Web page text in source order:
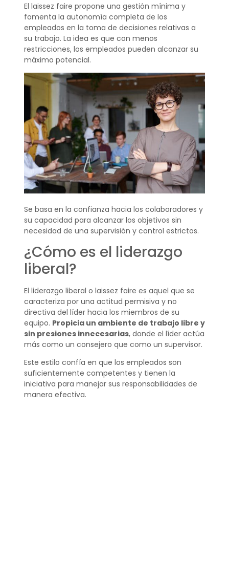
El laissez faire propone una gestión mínima y
fomenta la autonomía completa de los
empleados en la toma de decisiones relativas a
su trabajo. La idea es que con menos
restricciones, los empleados pueden alcanzar su
máximo potencial.
Se basa en la confianza hacia los colaboradores y
su capacidad para alcanzar los objetivos sin
necesidad de una supervisión y control estrictos.
¿Cómo es el liderazgo
liberal?
El liderazgo liberal o laissez faire es aquel que se
caracteriza por una actitud permisiva y no
directiva del líder hacia los miembros de su
equipo. Propicia un ambiente de trabajo libre y
sin presiones innecesarias, donde el líder actúa
más como un consejero que como un supervisor.
Este estilo confía en que los empleados son
suficientemente competentes y tienen la
iniciativa para manejar sus responsabilidades de
manera efectiva.